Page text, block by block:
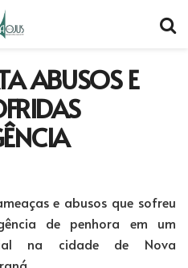
ABUSOS E
e abusos que sofreu
de penhora em um
na cidade de Nova